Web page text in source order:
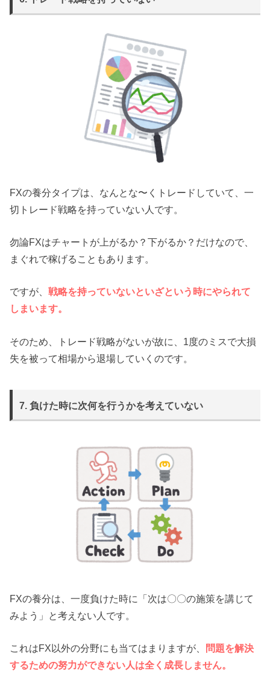
FXの養分タイプは、なんとな〜くトレードしていて、一
切トレード戦略を持っていない人です。
勿論FXはチャートが上がるか？下がるか？だけなので、
まぐれで稼げることもあります。
ですが、戦略を持っていないといざという時にやられて
しまいます。
そのため、トレード戦略がないが故に、1度のミスで大損
失を被って相場から退場していくのです。
7. 負けた時に次何を行うかを考えていない
FXの養分は、一度負けた時に「次は〇〇の施策を講じて
みよう」と考えない人です。
これはFX以外の分野にも当てはまりますが、 問題を解決
するための努力ができない人は全く成長しません。